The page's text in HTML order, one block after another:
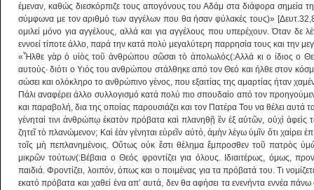
έμεναν, καθώς διεσκόρπιζε τους απογόνους του Αδάμ στα διάφορα σημεία
σύμφωνα με τον αριθμό των αγγέλων που θα ήσαν φύλακές τους)»
ομιλεί μόνο για αγγέλους, αλλά και για αγγέλους που υπερέχουν. Όταν δε
εννοεί τίποτε άλλο, παρά την κατά πολύ μεγαλύτερη παρρησία τους και την
«Ἦλθε γὰρ ὁ υἱὸς τοῦ ἀνθρώπου σῶσαι τὸ ἀπολωλός(:Αλλά κι ο ίδιος ο
αυτούς· διότι ο Υιός του ανθρώπου στάλθηκε από τον Θεό και ήλθε στον
σώσει και ολόκληρο το ανθρώπινο γένος, που εξαιτίας της αμαρτίας ήταν
Πάλι αναφέρει άλλο συλλογισμό κατά πολύ πιο σπουδαίο από τον
και παραβολή, δια της οποίας παρουσιάζει και τον Πατέρα Του να θέλει αυτά
γένηταί τινι ἀνθρώπῳ ἑκατὸν πρόβατα καὶ πλανηθῇ ἓν ἐξ αὐτῶν, οὐχὶ ἀφεὶς
ζητεῖ τὸ πλανώμενον; Καὶ ἐὰν γένηται εὑρεῖν αὐτό, ἀμὴν λέγω ὑμῖν ὅτι χαίρει
τοῖς μὴ πεπλανημένοις. Οὕτως οὐκ ἔστι θέλημα ἔμπροσθεν τοῦ πατρὸς
μικρῶν τούτων(:Βέβαια ο Θεός φροντίζει για όλους. Ιδιαιτέρως, όμως,
παιδιά. Φροντίζει, λοιπόν, όπως και ο ποιμένας για τα πρόβατά του. Τι
εκατό πρόβατα και χαθεί ένα απ’ αυτά, δεν θα αφήσει τα ενενήντα εννέα πάνω